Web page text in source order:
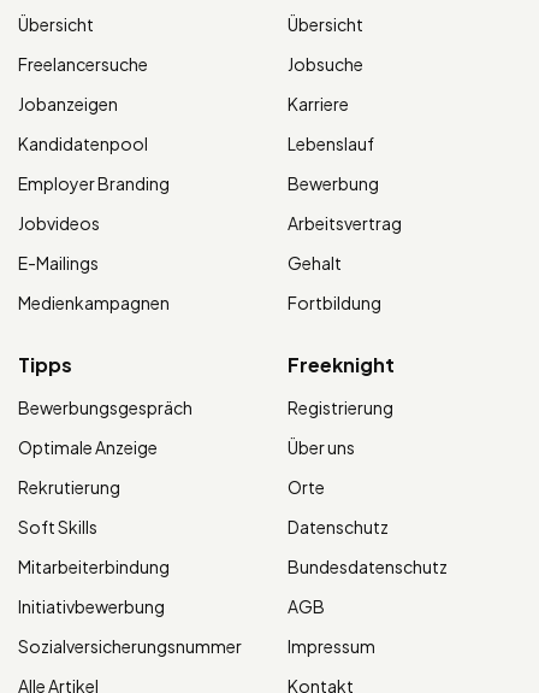
Übersicht
Freelancersuche
Jobanzeigen
Kandidatenpool
Employer Branding
Jobvideos
E-Mailings
Medienkampagnen
Übersicht
Jobsuche
Karriere
Lebenslauf
Bewerbung
Arbeitsvertrag
Gehalt
Fortbildung
Tipps
Bewerbungsgespräch
Optimale Anzeige
Rekrutierung
Soft Skills
Mitarbeiterbindung
Initiativbewerbung
Sozialversicherungsnummer
Alle Artikel
Freeknight
Registrierung
Über uns
Orte
Datenschutz
Bundesdatenschutz
AGB
Impressum
Kontakt